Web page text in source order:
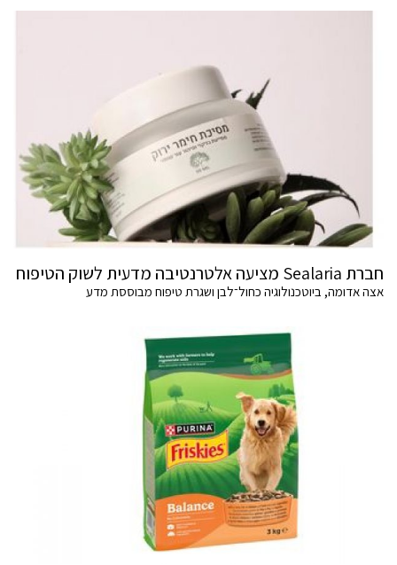
חברת Sealaria מציעה אלטרנטיבה מדעית לשוק הטיפוח
אצה אדומה, ביוטכנולוגיה כחול־לבן ושגרת טיפוח מבוססת מדע